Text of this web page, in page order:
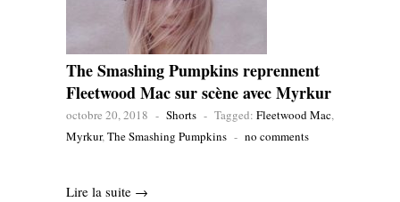
The Smashing Pumpkins reprennent
Fleetwood Mac sur scène avec Myrkur
octobre 20, 2018 - Shorts - Tagged: Fleetwood Mac,
Myrkur,The Smashing Pumpkins - no comments
Lire la suite →